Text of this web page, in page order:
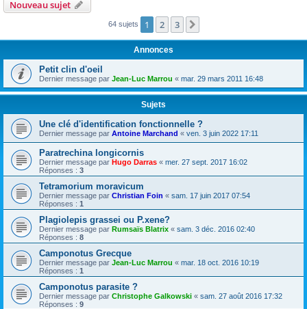
Nouveau sujet
64 sujets 1 2 3
Annonces
Petit clin d'oeil
Dernier message par Jean-Luc Marrou « mar. 29 mars 2011 16:48
Sujets
Une clé d'identification fonctionnelle ?
Dernier message par Antoine Marchand « ven. 3 juin 2022 17:11
Paratrechina longicornis
Dernier message par Hugo Darras « mer. 27 sept. 2017 16:02
Réponses : 3
Tetramorium moravicum
Dernier message par Christian Foin « sam. 17 juin 2017 07:54
Réponses : 1
Plagiolepis grassei ou P.xene?
Dernier message par Rumsaïs Blatrix « sam. 3 déc. 2016 02:40
Réponses : 8
Camponotus Grecque
Dernier message par Jean-Luc Marrou « mar. 18 oct. 2016 10:19
Réponses : 1
Camponotus parasite ?
Dernier message par Christophe Galkowski « sam. 27 août 2016 17:32
Réponses : 9